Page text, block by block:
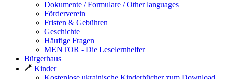
Dokumente / Formulare / Other languages
Förderverein
Fristen & Gebühren
Geschichte
Häufige Fragen
MENTOR - Die Leselernhelfer
Bürgerhaus
Kinder